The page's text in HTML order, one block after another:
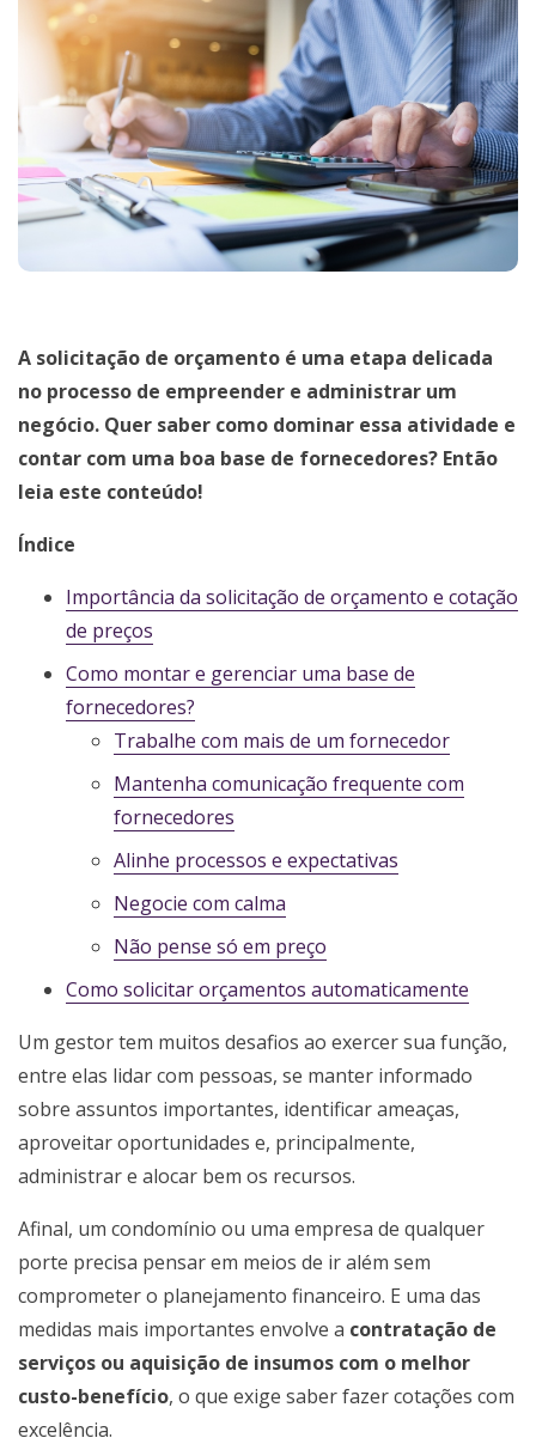
A solicitação de orçamento é uma etapa delicada
no processo de empreender e administrar um
negócio. Quer saber como dominar essa atividade e
contar com uma boa base de fornecedores? Então
leia este conteúdo!
Índice
Importância da solicitação de orçamento e cotação
de preços
Como montar e gerenciar uma base de
fornecedores?
Trabalhe com mais de um fornecedor
Mantenha comunicação frequente com
fornecedores
Alinhe processos e expectativas
Negocie com calma
Não pense só em preço
Como solicitar orçamentos automaticamente
Um gestor tem muitos desafios ao exercer sua função,
entre elas lidar com pessoas, se manter informado
sobre assuntos importantes, identificar ameaças,
aproveitar oportunidades e, principalmente,
administrar e alocar bem os recursos.
Afinal, um condomínio ou uma empresa de qualquer
porte precisa pensar em meios de ir além sem
comprometer o planejamento financeiro. E uma das
medidas mais importantes envolve a contratação de
serviços ou aquisição de insumos com o melhor
custo-benefício, o que exige saber fazer cotações com
excelência.